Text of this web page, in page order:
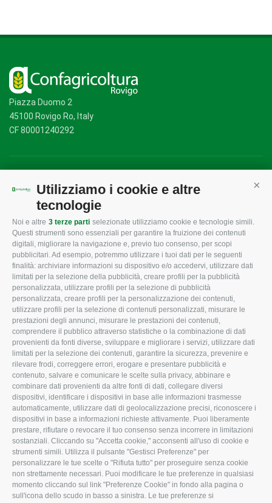
Utilizziamo i cookie e altre
tecnologie
Noi e altre 3 terze parti selezionate utilizziamo cookie e tecnologie simili.
Questi strumenti sono essenziali per garantire la fruizione dei contenuti
digitali, migliorare la navigazione e, previo tuo consenso, per scopi
pubblicitari. Ad esempio, potremmo utilizzare i tuoi dati per le seguenti
finalità: archiviare informazioni su dispositivo e/o accedervi, utilizzare dati
limitati per la selezione della pubblicità, creare profili per la pubblicità
personalizzata, utilizzare profili per la selezione di pubblicità
personalizzata, creare profili per la personalizzazione dei contenuti,
utilizzare profili per la selezione di contenuti personalizzati, misurare le
prestazioni degli annunci, misurare le prestazioni dei contenuti,
comprendere il pubblico attraverso statistiche o la combinazione di dati
provenienti da fonti diverse, sviluppare e migliorare i servizi, utilizzare dati
limitati per la selezione dei contenuti, garantire la sicurezza, prevenire e
rilevare frodi, correggere errori, erogare e presentare pubblicità e
contenuto, salvare e comunicare le scelte sulla privacy, abbinare e
combinare dati provenienti da altre fonti di dati, collegare diversi
dispositivi, identificare i dispositivi in base alle informazioni trasmesse
automaticamente, utilizzare dati di geolocalizzazione precisi, riconoscere i
dispositivi in base a informazioni richieste attivamente. Puoi liberamente
prestare, rifiutare o revocare il tuo consenso senza incorrere in limitazioni
sostanziali. Cliccando su "Accetta cookie," acconsenti all'uso di cookie e
strumenti simili. Utilizza il pulsante "Gestisci Preferenze" per
personalizzare le tue scelte o "Rifiuta tutto" per proseguire senza cookie
non strettamente necessari. Puoi modificare le tue preferenze in qualsiasi
momento cliccando sul link "Preferenze Cookie" in fondo alla pagina o
sull'icona dello scudo in basso a sinistra. Le tue preferenze si
Piazza Duomo 2
45100 Rovigo Ro, Italy
CF 80001240292
CONFAGRICOLTURA
ROVIGO
L'Associazione
Missione e Progetto
Organigramma aziendale
I Nostri Servizi
Uffici della Sede
provinciale
Le Sedi di Zona
Agricoltori S.r.l.
Whistleblowing
Confagricoltura Rovigo e
Agricoltori srl
CONFAGRICOLTURA
INFORMA
Tecnico
Fiscale
Lavoro
Ambiente
Associazione
CONFAGRICOLTURA
ATTIVA
Notizie in evidenza
Eventi
Comunicati Stampa
Video
Iscrizione Newsletter
Newsletter